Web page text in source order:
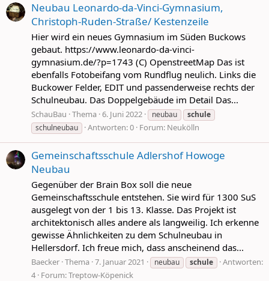
Neubau Leonardo-da-Vinci-Gymnasium,
Christoph-Ruden-Straße/ Kestenzeile
Hier wird ein neues Gymnasium im Süden Buckows
gebaut. https://www.leonardo-da-vinci-
gymnasium.de/?p=1743 (C) OpenstreetMap Das ist
ebenfalls Fotobeifang vom Rundflug neulich. Links die
Buckower Felder, EDIT und passenderweise rechts der
Schulneubau. Das Doppelgebäude im Detail Das...
SchauBau Thema 6. Juni 2022 neubau
schule
schulneubau
Antworten: 0 Forum: Neukölln
Gemeinschaftsschule Adlershof Howoge
Neubau
Gegenüber der Brain Box soll die neue
Gemeinschaftsschule entstehen. Sie wird für 1300 SuS
ausgelegt von der 1 bis 13. Klasse. Das Projekt ist
architektonisch alles andere als langweilig. Ich erkenne
gewisse Ähnlichkeiten zu dem Schulneubau in
Hellersdorf. Ich freue mich, dass anscheinend das...
Baecker Thema 7. Januar 2021 neubau schule
Antworten:
4 Forum:Treptow-Köpenick